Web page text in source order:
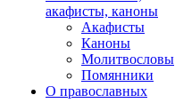
акафисты, каноны
Акафисты
Каноны
Молитвословы
Помянники
О православных